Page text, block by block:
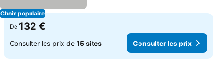
Choix populaire
De 132 €
Consulter les prix de 15 sites Consulter les prix